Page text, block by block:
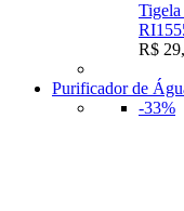
Tigela
R$
Purificador de
-33%